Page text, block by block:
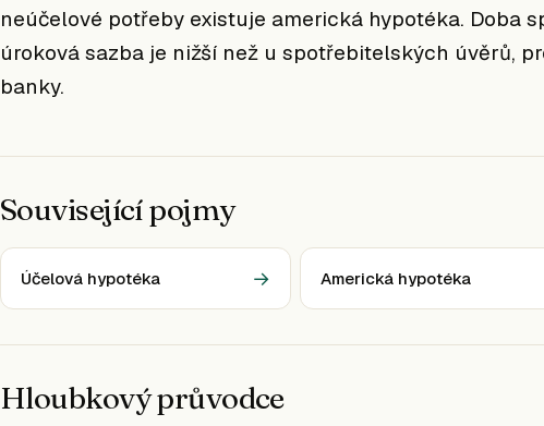
neúčelové potřeby existuje americká hypotéka. Doba
úroková sazba je nižší než u spotřebitelských úvěrů,
banky.
Související pojmy
Účelová hypotéka → Americká hypotéka
Hloubkový průvodce